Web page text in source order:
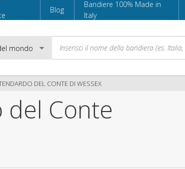
Blog
Bandiere 100% Made in
Italy
DEL CONTE DI WESSEX
del Conte